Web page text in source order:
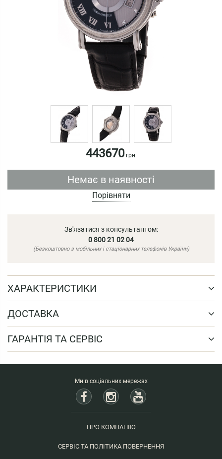
443670грн.
Немає в наявності
Порівняти
Зв'язатися з консультантом:
0 800 21 02 04
(Безкоштовно з мобільних і стаціонарних телефонів України)
ХАРАКТЕРИСТИКИ
ДОСТАВКА
ГАРАНТІЯ ТА СЕРВІС
Ми в соціальних мережах
ПРО КОМПАНІЮ
СЕРВІС ТА ПОЛІТИКА ПОВЕРНЕННЯ